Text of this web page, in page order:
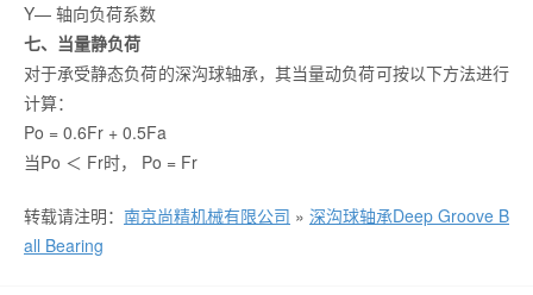
Y— 轴向负荷系数
七、当量静负荷
对于承受静态负荷的深沟球轴承，其当量动负荷可按以下方法进行
计算：
Po = 0.6Fr + 0.5Fa
当Po ＜ Fr时， Po = Fr
转载请注明： 南京尚精机械有限公司 » 深沟球轴承Deep Groove B
all Bearing